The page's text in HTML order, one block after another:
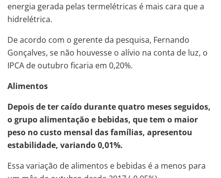
energia gerada pelas termelétricas é mais cara que a
hidrelétrica.
De acordo com o gerente da pesquisa, Fernando
Gonçalves, se não houvesse o alívio na conta de luz, o
IPCA de outubro ficaria em 0,20%.
Alimentos
Depois de ter caído durante quatro meses seguidos,
o grupo alimentação e bebidas, que tem o maior
peso no custo mensal das famílias, apresentou
estabilidade, variando 0,01%.
Essa variação de alimentos e bebidas é a menos para